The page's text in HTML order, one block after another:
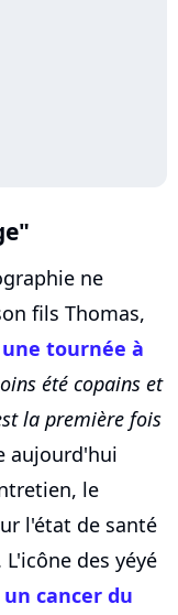
ne
fils Thomas,
tournée à
été copains et
la première fois
aujourd'hui
le
l'état de santé
des yéyé
un cancer du